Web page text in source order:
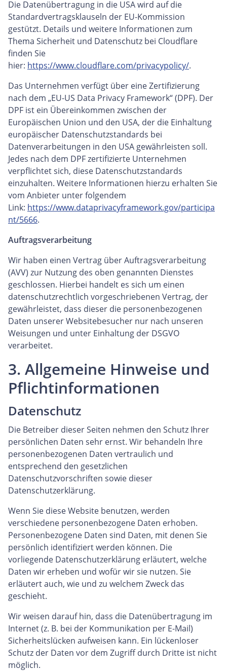
Die Datenübertragung in die USA wird auf die
Standardvertragsklauseln der EU-Kommission
gestützt. Details und weitere Informationen zum
Thema Sicherheit und Datenschutz bei Cloudflare
finden Sie
hier: https://www.cloudflare.com/privacypolicy/.
Das Unternehmen verfügt über eine Zertifizierung
nach dem „EU-US Data Privacy Framework“ (DPF). Der
DPF ist ein Übereinkommen zwischen der
Europäischen Union und den USA, der die Einhaltung
europäischer Datenschutzstandards bei
Datenverarbeitungen in den USA gewährleisten soll.
Jedes nach dem DPF zertifizierte Unternehmen
verpflichtet sich, diese Datenschutzstandards
einzuhalten. Weitere Informationen hierzu erhalten Sie
vom Anbieter unter folgendem
Link: https://www.dataprivacyframework.gov/participa
nt/5666.
Auftragsverarbeitung
Wir haben einen Vertrag über Auftragsverarbeitung
(AVV) zur Nutzung des oben genannten Dienstes
geschlossen. Hierbei handelt es sich um einen
datenschutzrechtlich vorgeschriebenen Vertrag, der
gewährleistet, dass dieser die personenbezogenen
Daten unserer Websitebesucher nur nach unseren
Weisungen und unter Einhaltung der DSGVO
verarbeitet.
3. Allgemeine Hinweise und
Pflichtinformationen
Datenschutz
Die Betreiber dieser Seiten nehmen den Schutz Ihrer
persönlichen Daten sehr ernst. Wir behandeln Ihre
personenbezogenen Daten vertraulich und
entsprechend den gesetzlichen
Datenschutzvorschriften sowie dieser
Datenschutzerklärung.
Wenn Sie diese Website benutzen, werden
verschiedene personenbezogene Daten erhoben.
Personenbezogene Daten sind Daten, mit denen Sie
persönlich identifiziert werden können. Die
vorliegende Datenschutzerklärung erläutert, welche
Daten wir erheben und wofür wir sie nutzen. Sie
erläutert auch, wie und zu welchem Zweck das
geschieht.
Wir weisen darauf hin, dass die Datenübertragung im
Internet (z. B. bei der Kommunikation per E-Mail)
Sicherheitslücken aufweisen kann. Ein lückenloser
Schutz der Daten vor dem Zugriff durch Dritte ist nicht
möglich.